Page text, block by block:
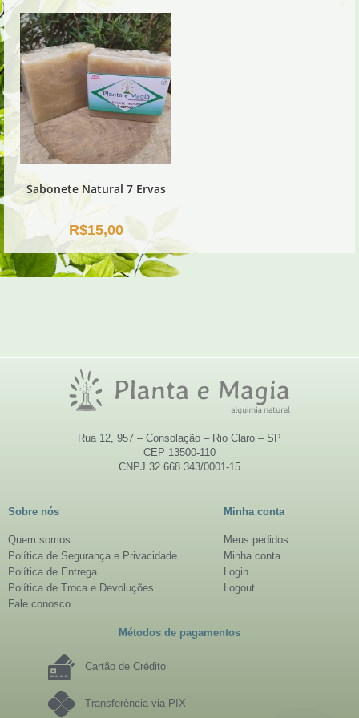
Sabonete Natural 7 Ervas
R$15,00
Rua 12, 957 – Consolação – Rio Claro – SP
CEP 13500-110
CNPJ 32.668.343/0001-15
Sobre nós
Quem somos
Política de Segurança e Privacidade
Política de Entrega
Política de Troca e Devoluções
Fale conosco
Minha conta
Meus pedidos
Minha conta
Login
Logout
Métodos de pagamentos
Cartão de Crédito
Transferência via PIX